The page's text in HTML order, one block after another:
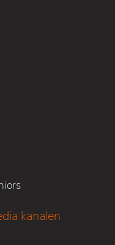
kanalen